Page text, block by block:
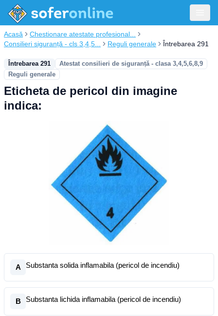
Acasă
Chestionare atestate profesional...
Consilieri siguranță - cls 3,4,5...
Reguli generale Întrebarea 291
Întrebarea 291
Atestat consilieri de siguranță - clasa 3,4,5,6,8,9
Reguli generale
Eticheta de pericol din imagine
indica:
A Substanta solida inflamabila (pericol de incendiu)
B Substanta lichida inflamabila (pericol de incendiu)